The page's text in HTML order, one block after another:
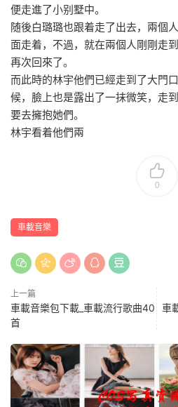
便走進了小别墅中。
随後白璐璐也跟着走了出去，兩個
面走着，不過，就在兩個人剛剛走
再次回來了。
而此時的林宇他們已經走到了大門
候，臉上也是露出了一抹微笑，走
要去擁抱她們。
林宇看着他們兩
0
車載音樂
上一篇
車載音樂包下載_車載流行歌曲40
首
車